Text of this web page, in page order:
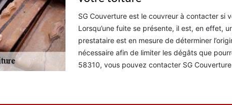
SG Couverture est le couvreur à contacter si
Lorsqu’une fuite se présente, il est, en effet,
prestataire est en mesure de déterminer
nécessaire afin de limiter les dégâts que
58310, vous pouvez contacter SG